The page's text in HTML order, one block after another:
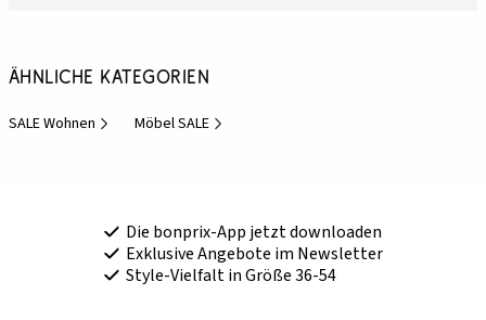
Ähnliche Kategorien
SALE Wohnen Möbel SALE
Die bonprix-App jetzt downloaden
Exklusive Angebote im Newsletter
Style-Vielfalt in Größe 36-54